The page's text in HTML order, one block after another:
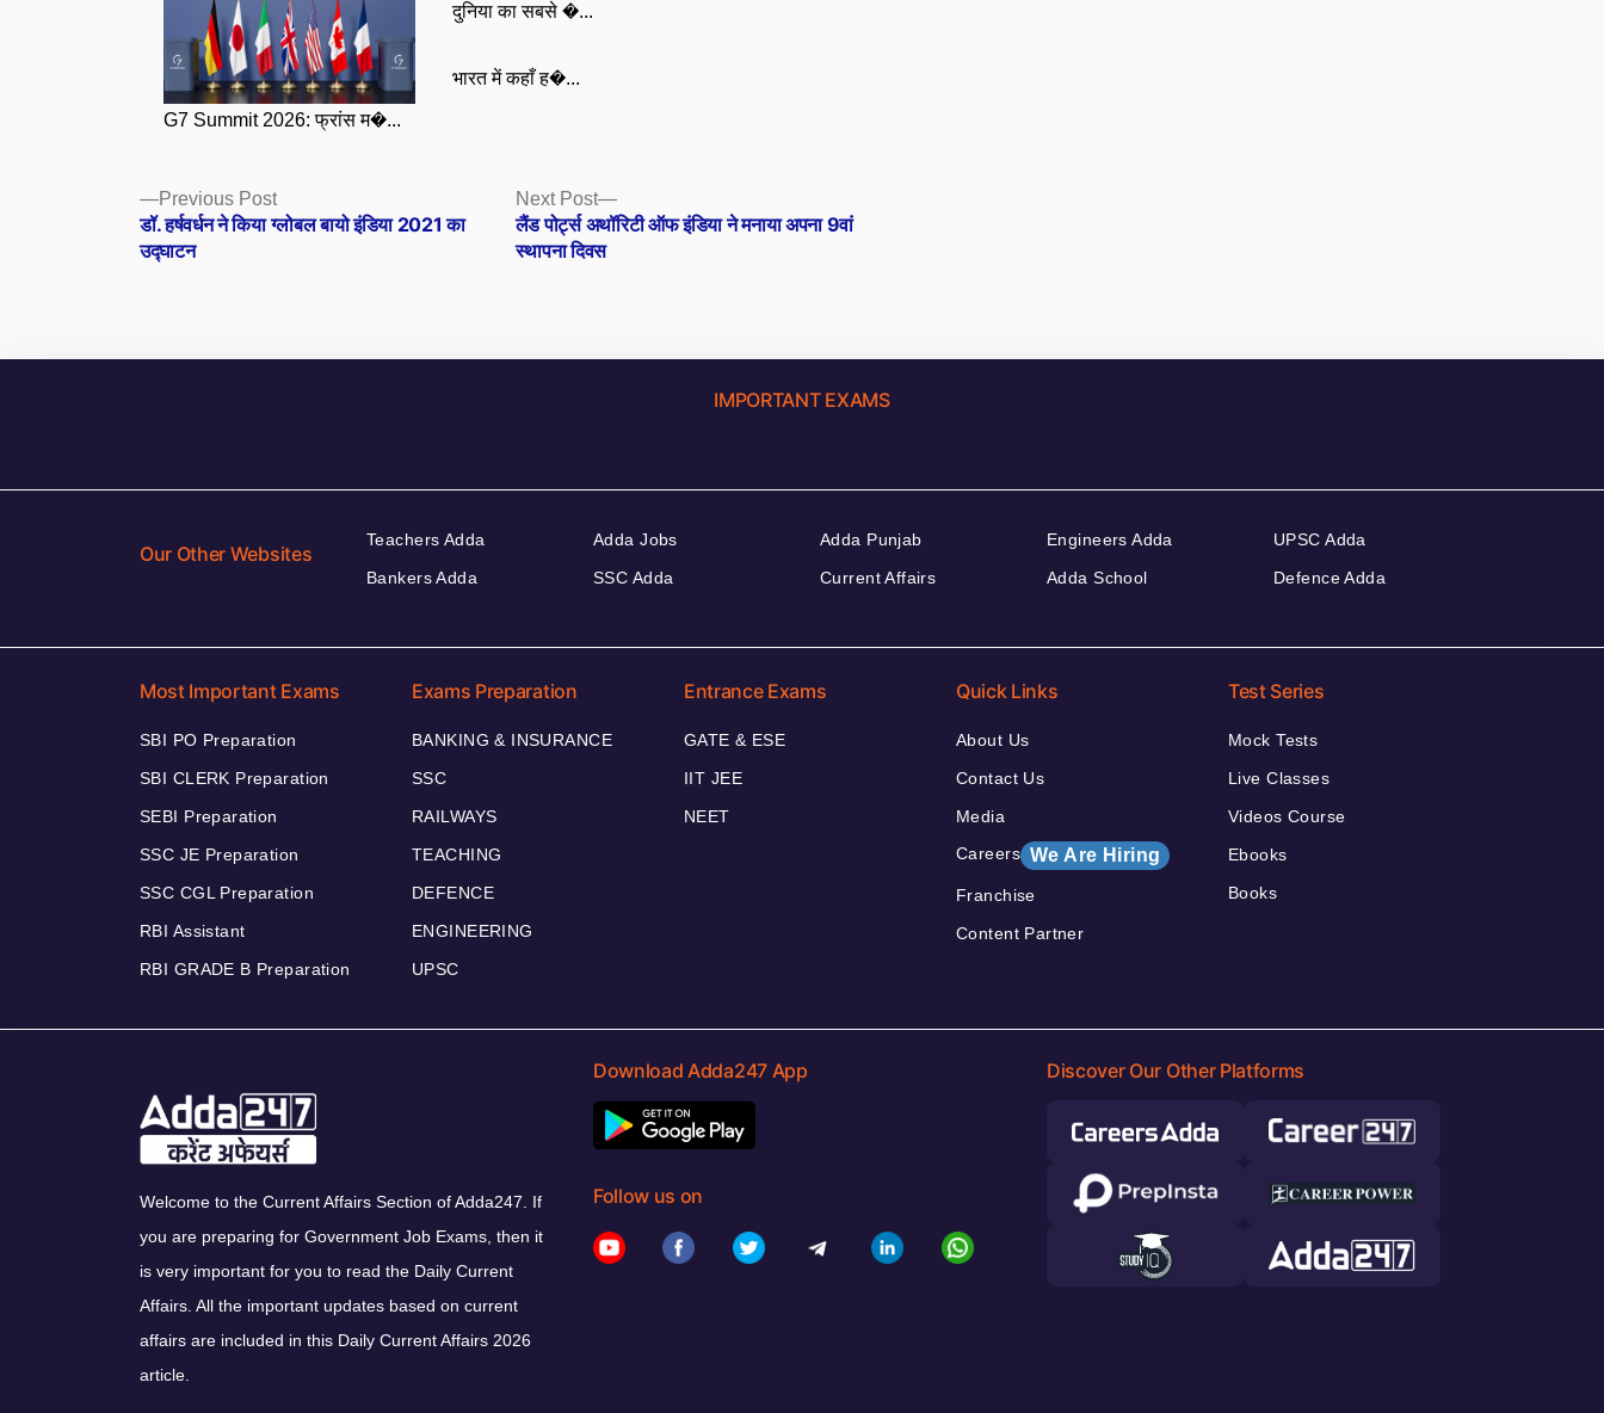
G7 Summit 2026: फ्रांस म�...
दुनिया का सबसे �...
भारत में कहाँ ह�...
Posts
navigation
Previous PostPrevious
post:
डॉ. हर्षवर्धन ने किया ग्लोबल बायो इंडिया 2021 का
उद्घाटन
Next Post
Next
post:
लैंड पोर्ट्स अथॉरिटी ऑफ इंडिया ने मनाया अपना 9वां
स्थापना दिवस
IMPORTANT EXAMS
Our Other Websites
Teachers Adda
Bankers Adda
Adda Jobs
SSC Adda
Adda Punjab
Current Affairs
Engineers Adda
Adda School
UPSC Adda
Defence Adda
Most Important Exams
SBI PO Preparation
SBI CLERK Preparation
SEBI Preparation
SSC JE Preparation
SSC CGL Preparation
RBI Assistant
RBI GRADE B Preparation
Exams Preparation
BANKING & INSURANCE
SSC
RAILWAYS
TEACHING
DEFENCE
ENGINEERING
UPSC
Entrance Exams
GATE & ESE
IIT JEE
NEET
Quick Links
About Us
Contact Us
Media
Careers We Are Hiring
Franchise
Content Partner
Test Series
Mock Tests
Live Classes
Videos Course
Ebooks
Books
Welcome to the Current Affairs Section of Adda247. If
you are preparing for Government Job Exams, then it
is very important for you to read the Daily Current
Affairs. All the important updates based on current
affairs are included in this Daily Current Affairs 2026
article.
Download Adda247 App
Follow us on
Discover Our Other Platforms